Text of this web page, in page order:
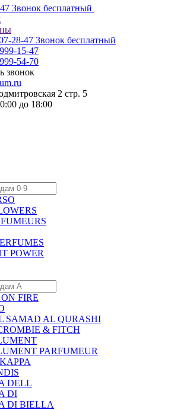
Звонок бесплатный
28-47 Звонок бесплатный
15-47
54-70
звонок
2 стр. 5
до 18:00
POWER
FIRE
SAMAD AL QURASHI
& FITCH
PARFUMEUR
DELL
DI
DI BIELLA